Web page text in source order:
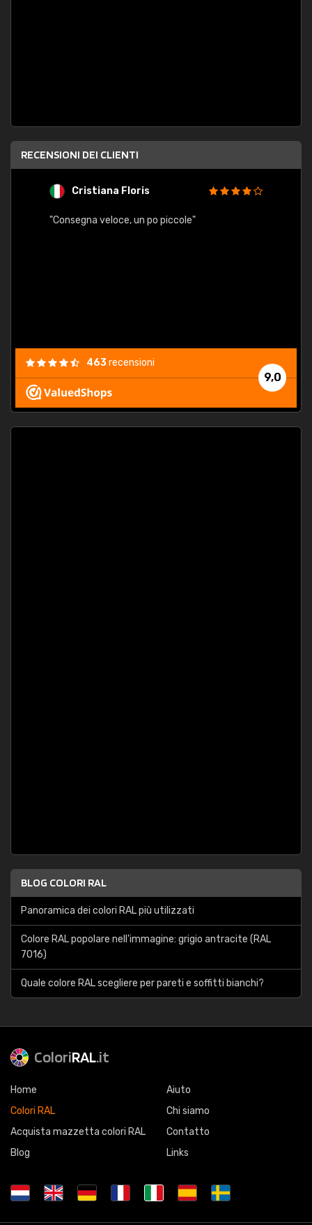
RECENSIONI DEI CLIENTI
Cristiana Floris
"Consegna veloce, un po piccole"
9,0
463recensioni
BLOG COLORI RAL
Panoramica dei colori RAL più utilizzati
Colore RAL popolare nell'immagine: grigio antracite (RAL
7016)
Quale colore RAL scegliere per pareti e soffitti bianchi?
ColoriRAL.it
Home
Colori RAL
Acquista mazzetta colori RAL
Blog
Aiuto
Chi siamo
Contatto
Links